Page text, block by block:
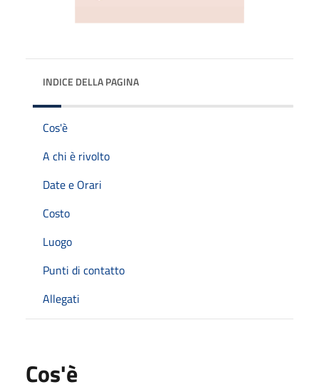
INDICE DELLA PAGINA
Cos'è
A chi è rivolto
Date e Orari
Costo
Luogo
Punti di contatto
Allegati
Cos'è